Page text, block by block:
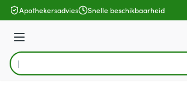
Ga naar de inhoud
Apothekersadvies Snelle beschikbaarheid
Menu
Product, merk, categorie...